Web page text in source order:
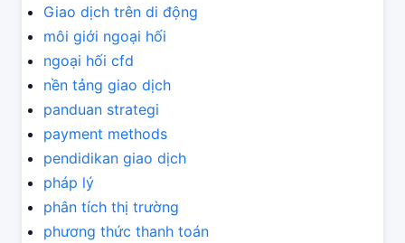
Giao dịch trên di động
môi giới ngoại hối
ngoại hối cfd
nền tảng giao dịch
panduan strategi
payment methods
pendidikan giao dịch
pháp lý
phân tích thị trường
phương thức thanh toán